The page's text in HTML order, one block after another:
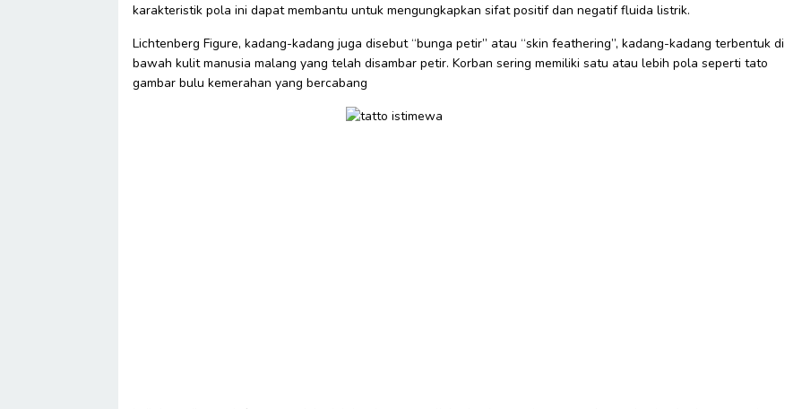
karakteristik pola ini dapat membantu untuk mengungkapkan sifat positif dan negatif fluida listrik.
Lichtenberg Figure, kadang-kadang juga disebut “bunga petir” atau “skin feathering”, kadang-kadang terbentuk di
bawah kulit manusia malang yang telah disambar petir. Korban sering memiliki satu atau lebih pola seperti tato
gambar bulu kemerahan yang bercabang